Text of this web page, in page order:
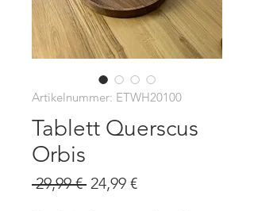
Artikelnummer: ETWH20100
Tablett Querscus
Orbis
29,99 € Standardpreis
24,99 €Sale-